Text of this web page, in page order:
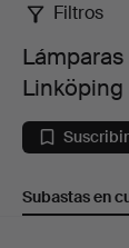
de
pie
en
Filtros
Linköping
Subastas en